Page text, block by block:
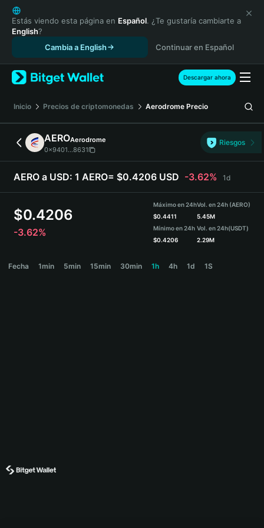
English
日本語
Tiếng Việt
Español (Latinoamérica)
Türkçe
Français
Deutsch
简体中文
繁體中文
Português (Portugal)
Bahasa Indonesia
ภาษาไทย
Español
Español (Argentina)
Estás viendo esta página en Español. ¿Te gustaría cambiarte a
English?
Cambia a English
Continuar en Español
Descargar ahora
Inicio Precios de criptomonedas Aerodrome Precio
AEROAerodrome
0x9401...8631
Riesgos
AERO a USD: 1 AERO= $0.4206 USD -3.62% 1d
$0.4206
-3.62%
Máximo en 24h
$0.4411
Mínimo en 24h
$0.4206
Vol. en 24h (AERO)
5.45M
Vol. en 24h(USDT)
2.29M
Fecha 1min 5min 15min 30min 1h 4h 1d 1S